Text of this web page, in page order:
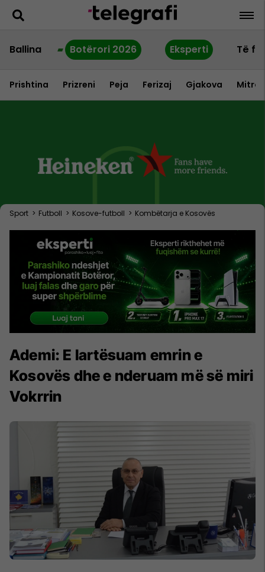
Ballina Botërori 2026 Eksperti Të
Prishtina Prizreni Peja Ferizaj Gjakova
Sport > Futboll > Kosove-futboll > Kombëtarja e Kosovës
Ademi: E lartësuam emrin e
Kosovës dhe e nderuam më së miri
Vokrrin